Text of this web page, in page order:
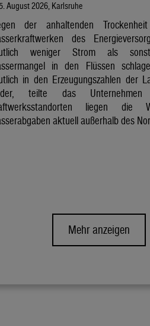
August 2026, Karlsruhe
der anhaltenden
des
weniger Strom als
in den Flüssen
in den Erzeugungszahlen der
teilte das
liegen die
aktuell außerhalb des
Mehr anzeigen